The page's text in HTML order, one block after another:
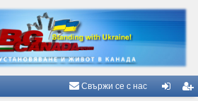
Свържи се с нас